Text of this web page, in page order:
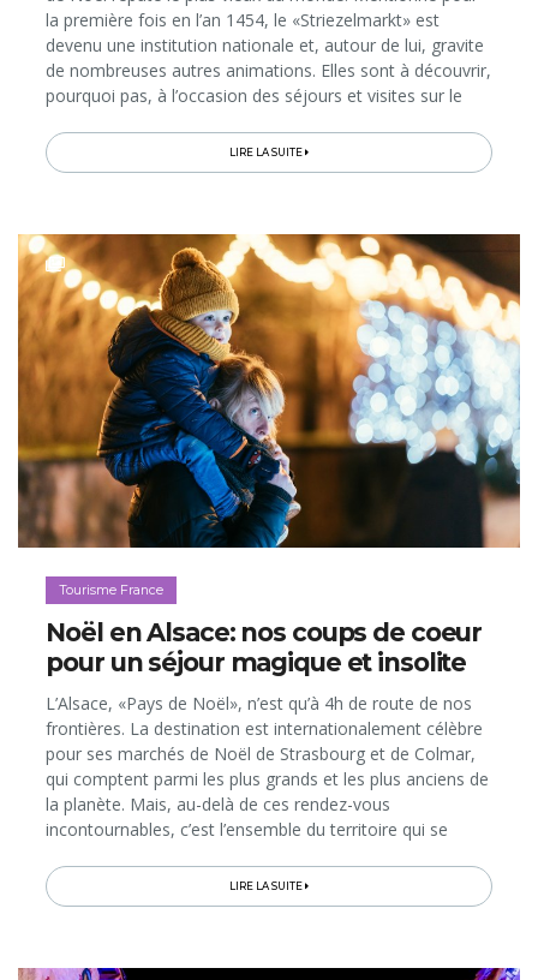
la première fois en l’an 1454, le «Striezelmarkt» est
devenu une institution nationale et, autour de lui, gravite
de nombreuses autres animations. Elles sont à découvrir,
pourquoi pas, à l’occasion des séjours et visites sur le
LIRE LA SUITE
Tourisme France
Noël en Alsace: nos coups de coeur
pour un séjour magique et insolite
L’Alsace, «Pays de Noël», n’est qu’à 4h de route de nos
frontières. La destination est internationalement célèbre
pour ses marchés de Noël de Strasbourg et de Colmar,
qui comptent parmi les plus grands et les plus anciens de
la planète. Mais, au-delà de ces rendez-vous
incontournables, c’est l’ensemble du territoire qui se
on peut vivre...
LIRE LA SUITE